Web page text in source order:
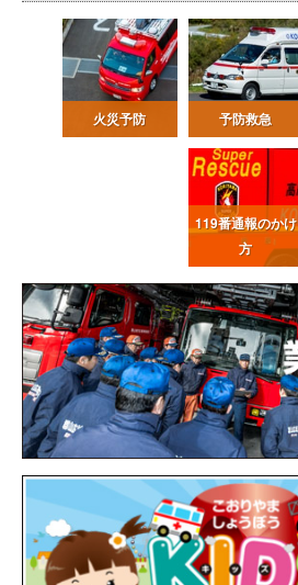
火災予防 予防救急
119番通報のかけ
方